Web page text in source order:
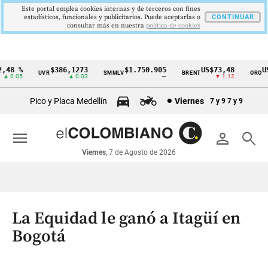
Cintillo
económicos
Colombia
% UVR$386,1273
▲ 0.03
SMMLV$1.750.905 BRENTUS$73,48
▼ 1.12
ORO
Pico y Placa Medellín Viernes 7 y 9 7 y 9
person search
Viernes, 7 de Agosto de 2026
menu
La Equidad le ganó a Itagüí en
Bogotá
Este portal emplea cookies internas y de terceros con fines
estadísticos, funcionales y publicitarios. Puede aceptarlas o
consultar más en nuestra politica de cookies
CONTINUAR